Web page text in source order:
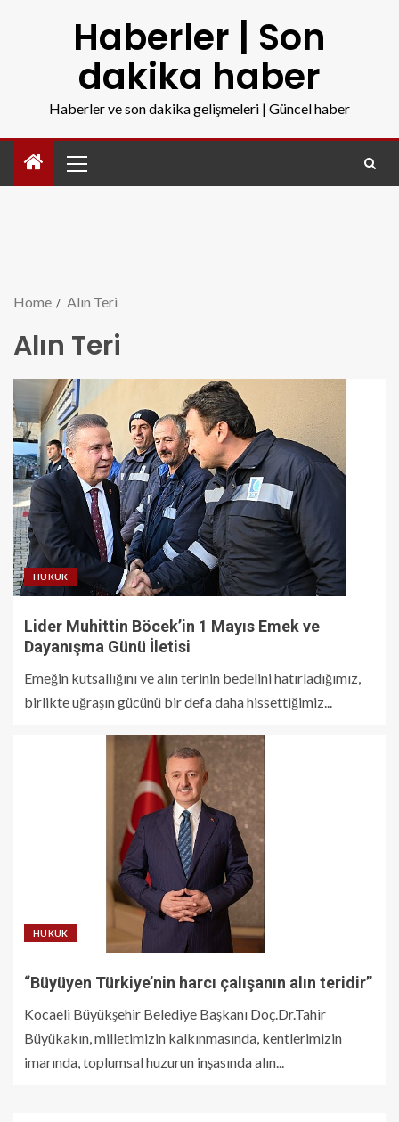
Haberler | Son
dakika haber
Haberler ve son dakika gelişmeleri | Güncel haber
Home Alın Teri
Alın Teri
HUKUK
Lider Muhittin Böcek’in 1 Mayıs Emek ve
Dayanışma Günü İletisi
Emeğin kutsallığını ve alın terinin bedelini hatırladığımız,
birlikte uğraşın gücünü bir defa daha hissettiğimiz...
HUKUK
“Büyüyen Türkiye’nin harcı çalışanın alın teridir”
Kocaeli Büyükşehir Belediye Başkanı Doç.Dr.Tahir
Büyükakın, milletimizin kalkınmasında, kentlerimizin
imarında, toplumsal huzurun inşasında alın...